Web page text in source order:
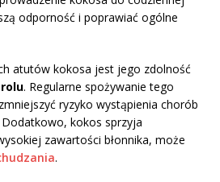
odporność i poprawiać ogólne
atutów kokosa jest jego zdolność
. Regularne spożywanie tego
ryzyko wystąpienia chorób
kokos sprzyja
zawartości błonnika, może
.